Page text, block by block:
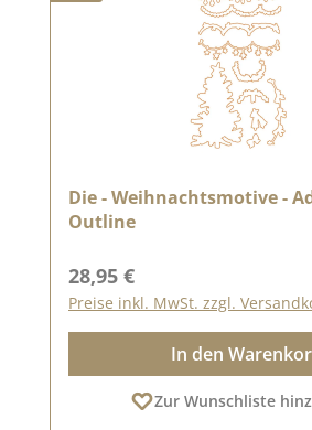
Die - Weihnachtsmotive -
Outline
Regulärer Preis:
28,95 €
Preise inkl. MwSt. zzgl.
In den
Zur Wunschliste